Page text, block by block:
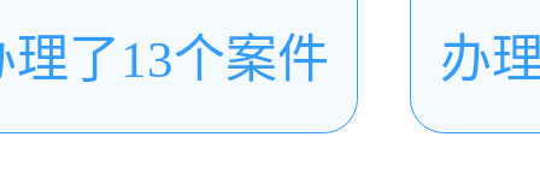
理了13个案件 办